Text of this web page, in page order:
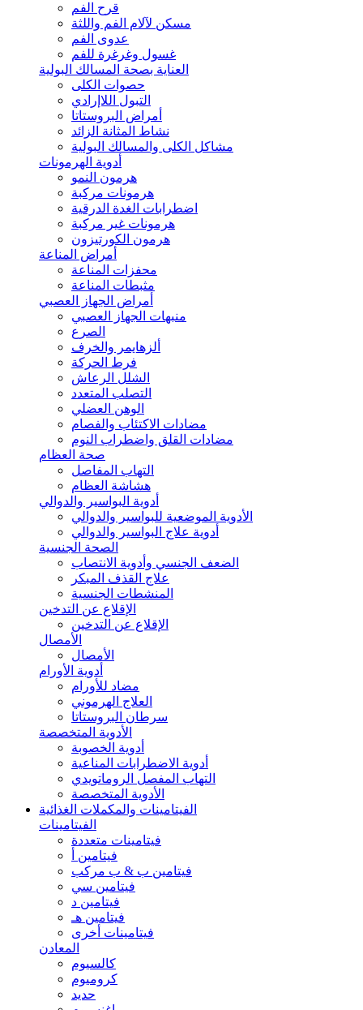
قرح الفم
مسكن لآلام الفم واللثة
عدوى الفم
غسول وغرغرة للفم
العناية بصحة المسالك البولية
حصوات الكلى
التبول اللاإرادي
أمراض البروستاتا
نشاط المثانة الزائد
مشاكل الكلى والمسالك البولية
أدوية الهرمونات
هرمون النمو
هرمونات مركبة
اضطرابات الغدة الدرقية
هرمونات غير مركبة
هرمون الكورتيزون
أمراض المناعة
محفزات المناعة
مثبطات المناعة
أمراض الجهاز العصبي
منبهات الجهاز العصبي
الصرع
ألزهايمر والخرف
فرط الحركة
الشلل الرعاش
التصلب المتعدد
الوهن العضلي
مضادات الاكتئاب والفصام
مضادات القلق واضطراب النوم
صحة العظام
التهاب المفاصل
هشاشة العظام
أدوية البواسير والدوالي
الأدوية الموضعية للبواسير والدوالي
أدوية علاج البواسير والدوالي
الصحة الجنسية
الضعف الجنسي وأدوية الانتصاب
علاج القذف المبكر
المنشطات الجنسية
الإقلاع عن التدخين
الإقلاع عن التدخين
الأمصال
الأمصال
أدوية الأورام
مضاد للأورام
العلاج الهرموني
سرطان البروستاتا
الأدوية المتخصصة
أدوية الخصوبة
أدوية الاضطرابات المناعية
التهاب المفصل الروماتويدي
الأدوية المتخصصة
الفيتامينات والمكملات الغذائية
الفيتامينات
فيتامينات متعددة
فيتامين أ
فيتامين ب & ب مركب
فيتامين سي
فيتامين د
فيتامين هـ
فيتامينات أخرى
المعادن
كالسيوم
كروميوم
حديد